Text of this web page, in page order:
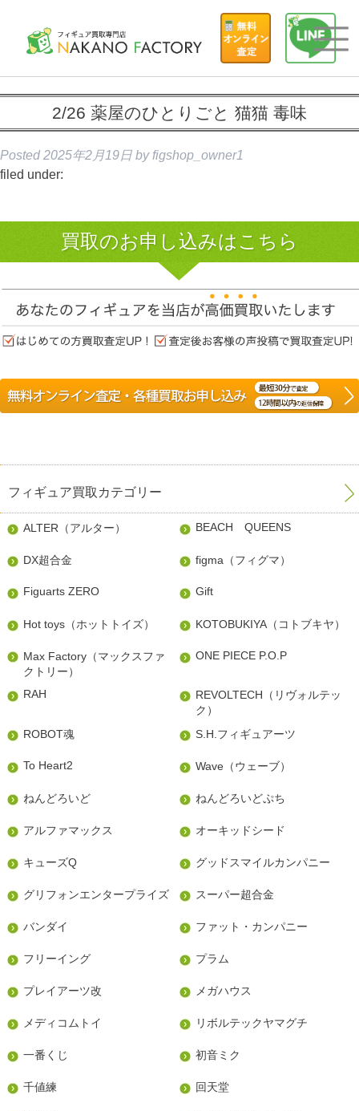
2/26 薬屋のひとりごと 猫猫 毒味
Posted 2025年2月19日 by figshop_owner1
filed under:
買取のお申し込みはこちら
フィギュア買取カテゴリー
ALTER（アルター） BEACH QUEENS
DX超合金 figma（フィグマ）
Figuarts ZERO Gift
Hot toys（ホットトイズ） KOTOBUKIYA（コトブキヤ）
Max Factory（マックスファ
クトリー）
ONE PIECE P.O.P
RAH
REVOLTECH（リヴォルテッ
ク）
ROBOT魂
S.H.フィギュアーツ
To Heart2 Wave（ウェーブ）
ねんどろいど ねんどろいどぷち
アルファマックス オーキッドシード
キューズQ グッドスマイルカンパニー
グリフォンエンタープライズ スーパー超合金
バンダイ ファット・カンパニー
フリーイング プラム
プレイアーツ改 メガハウス
メディコムトイ リボルテックヤマグチ
一番くじ 初音ミク
千値練 回天堂